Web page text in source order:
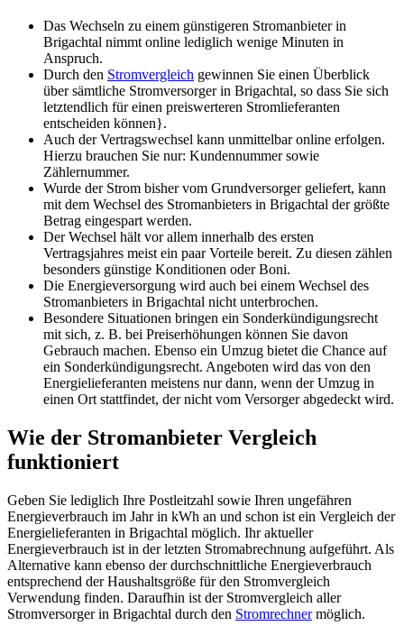
Das Wechseln zu einem günstigeren Stromanbieter in
Brigachtal nimmt online lediglich wenige Minuten in
Anspruch.
Durch den Stromvergleich gewinnen Sie einen Überblick
über sämtliche Stromversorger in Brigachtal, so dass Sie sich
letztendlich für einen preiswerteren Stromlieferanten
entscheiden können}.
Auch der Vertragswechsel kann unmittelbar online erfolgen.
Hierzu brauchen Sie nur: Kundennummer sowie
Zählernummer.
Wurde der Strom bisher vom Grundversorger geliefert, kann
mit dem Wechsel des Stromanbieters in Brigachtal der größte
Betrag eingespart werden.
Der Wechsel hält vor allem innerhalb des ersten
Vertragsjahres meist ein paar Vorteile bereit. Zu diesen zählen
besonders günstige Konditionen oder Boni.
Die Energieversorgung wird auch bei einem Wechsel des
Stromanbieters in Brigachtal nicht unterbrochen.
Besondere Situationen bringen ein Sonderkündigungsrecht
mit sich, z. B. bei Preiserhöhungen können Sie davon
Gebrauch machen. Ebenso ein Umzug bietet die Chance auf
ein Sonderkündigungsrecht. Angeboten wird das von den
Energielieferanten meistens nur dann, wenn der Umzug in
einen Ort stattfindet, der nicht vom Versorger abgedeckt wird.
Wie der Stromanbieter Vergleich
funktioniert
Geben Sie lediglich Ihre Postleitzahl sowie Ihren ungefähren
Energieverbrauch im Jahr in kWh an und schon ist ein Vergleich der
Energielieferanten in Brigachtal möglich. Ihr aktueller
Energieverbrauch ist in der letzten Stromabrechnung aufgeführt. Als
Alternative kann ebenso der durchschnittliche Energieverbrauch
entsprechend der Haushaltsgröße für den Stromvergleich
Verwendung finden. Daraufhin ist der Stromvergleich aller
Stromversorger in Brigachtal durch den Stromrechnermöglich.